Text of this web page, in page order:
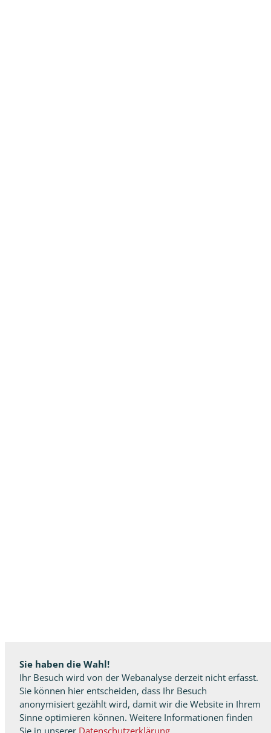
Sie haben die Wahl!
Ihr Besuch wird von der Webanalyse derzeit nicht erfasst.
Sie können hier entscheiden, dass Ihr Besuch
anonymisiert gezählt wird, damit wir die Website in Ihrem
Sinne optimieren können. Weitere Informationen finden
Sie in unserer Datenschutzerklärung